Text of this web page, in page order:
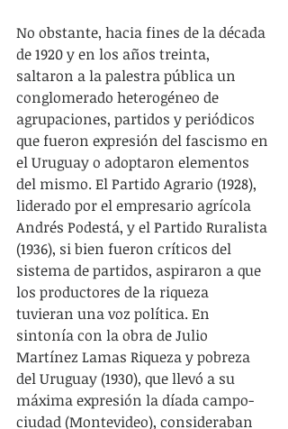
No obstante, hacia fines de la década
de 1920 y en los años treinta,
saltaron a la palestra pública un
conglomerado heterogéneo de
agrupaciones, partidos y periódicos
que fueron expresión del fascismo en
el Uruguay o adoptaron elementos
del mismo. El Partido Agrario (1928),
liderado por el empresario agrícola
Andrés Podestá, y el Partido Ruralista
(1936), si bien fueron críticos del
sistema de partidos, aspiraron a que
los productores de la riqueza
tuvieran una voz política. En
sintonía con la obra de Julio
Martínez Lamas Riqueza y pobreza
del Uruguay (1930), que llevó a su
máxima expresión la díada campo-
ciudad (Montevideo), consideraban